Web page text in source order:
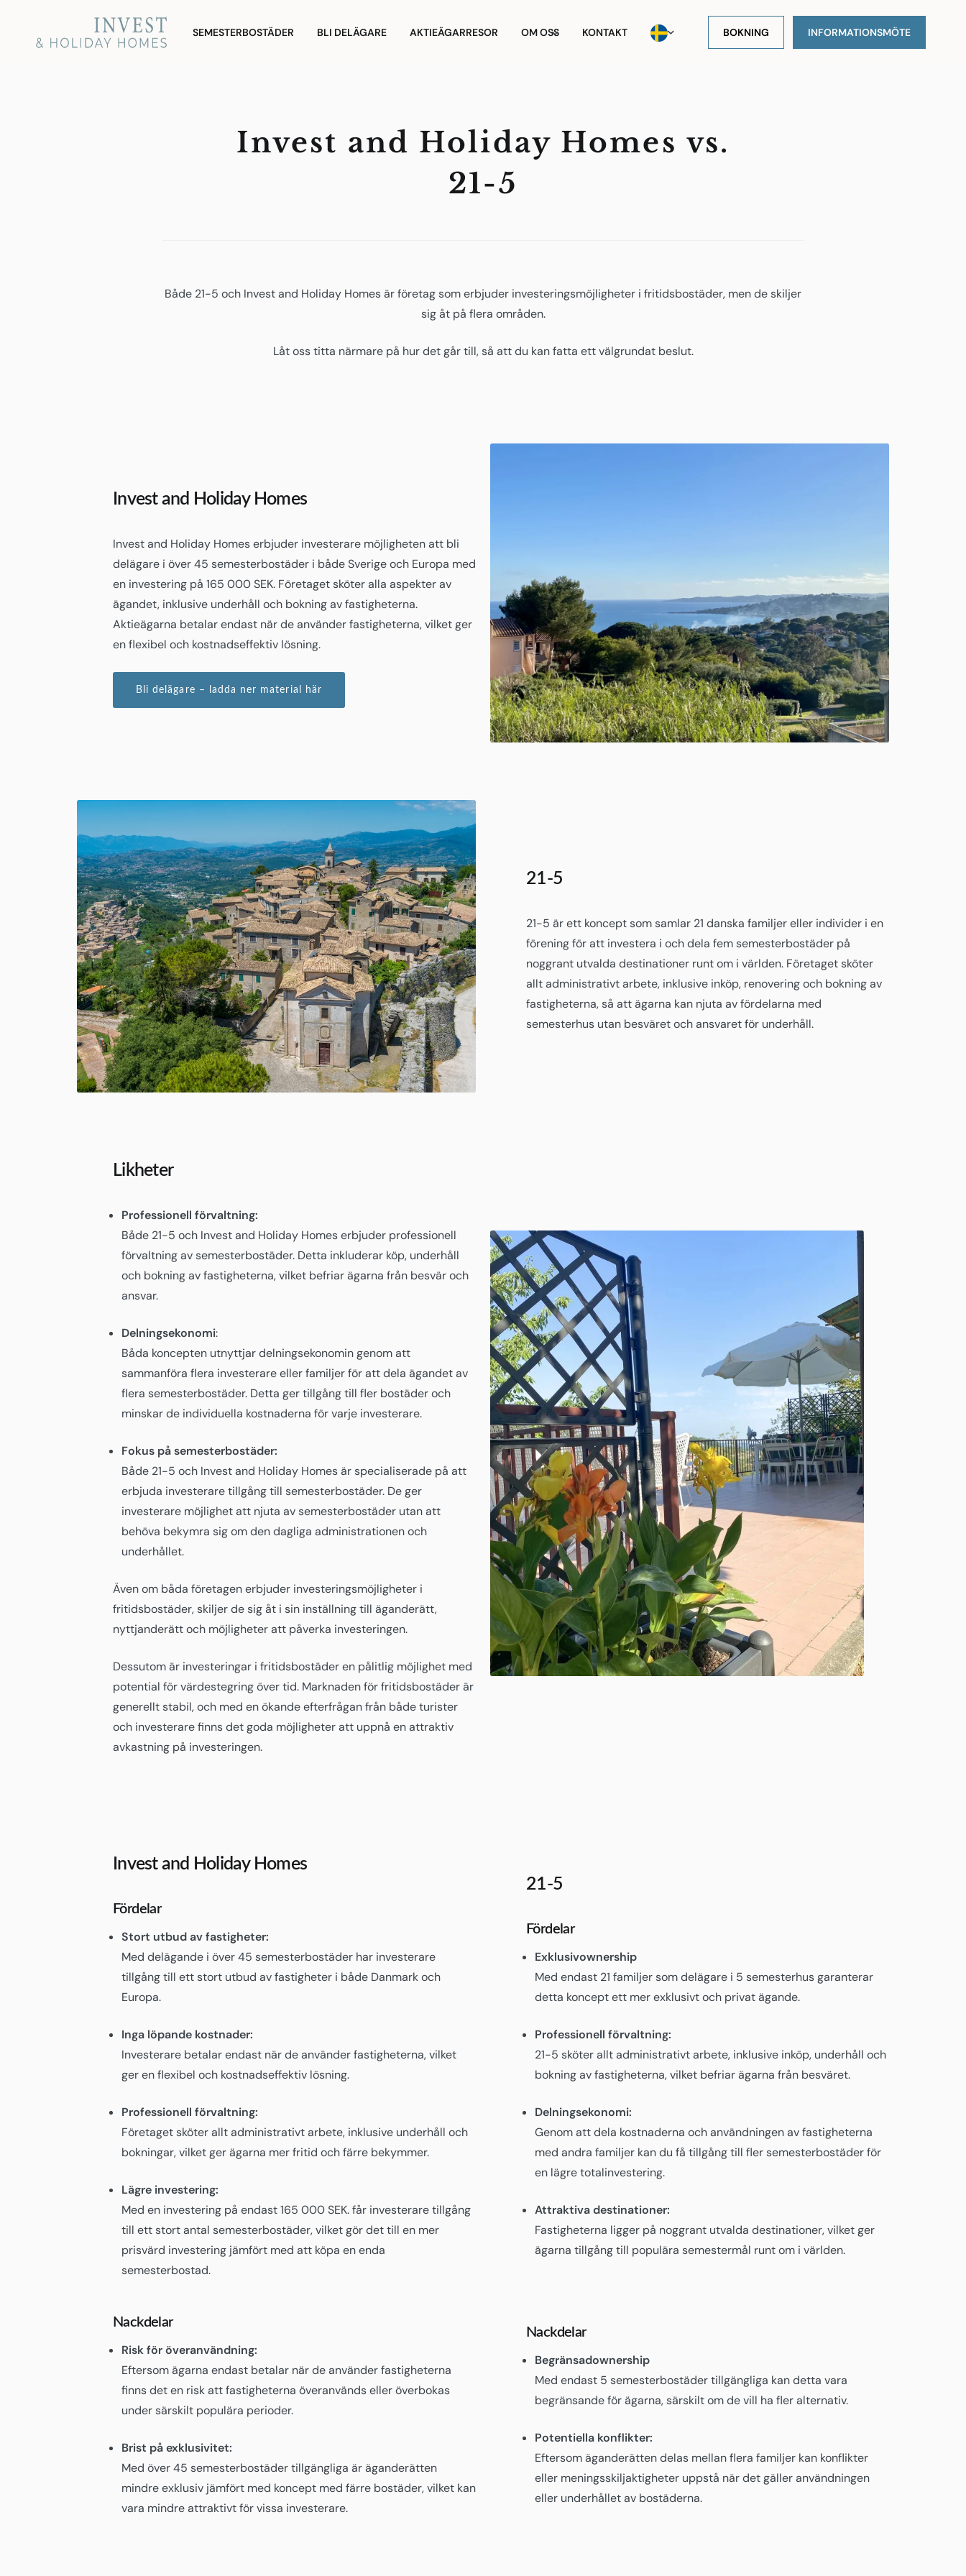
innehållet
Invest and Holiday
Homes SEMESTERBOSTÄDER BLI DELÄGARE AKTIEÄGARRESOR OM OSS KONTAKT BOKNING INFORMATIONSMÖTE
Invest and Holiday Homes vs.
21-5
Både 21-5 och Invest and Holiday Homes är företag som erbjuder investeringsmöjligheter i fritidsbostäder, men de skiljer
sig åt på flera områden.
Låt oss titta närmare på hur det går till, så att du kan fatta ett välgrundat beslut.
Invest and Holiday Homes
Invest and Holiday Homes erbjuder investerare möjligheten att bli
delägare i över 45 semesterbostäder i både Sverige och Europa med
en investering på 165 000 SEK. Företaget sköter alla aspekter av
ägandet, inklusive underhåll och bokning av fastigheterna.
Aktieägarna betalar endast när de använder fastigheterna, vilket ger
en flexibel och kostnadseffektiv lösning.
Bli delägare – ladda ner material här
21-5
21-5 är ett koncept som samlar 21 danska familjer eller individer i en
förening för att investera i och dela fem semesterbostäder på
noggrant utvalda destinationer runt om i världen. Företaget sköter
allt administrativt arbete, inklusive inköp, renovering och bokning av
fastigheterna, så att ägarna kan njuta av fördelarna med
semesterhus utan besväret och ansvaret för underhåll.
Likheter
Professionell förvaltning:
Både 21-5 och Invest and Holiday Homes erbjuder professionell
förvaltning av semesterbostäder. Detta inkluderar köp, underhåll
och bokning av fastigheterna, vilket befriar ägarna från besvär och
ansvar.
Delningsekonomi:
Båda koncepten utnyttjar delningsekonomin genom att
sammanföra flera investerare eller familjer för att dela ägandet av
flera semesterbostäder. Detta ger tillgång till fler bostäder och
minskar de individuella kostnaderna för varje investerare.
Fokus på semesterbostäder:
Både 21-5 och Invest and Holiday Homes är specialiserade på att
erbjuda investerare tillgång till semesterbostäder. De ger
investerare möjlighet att njuta av semesterbostäder utan att
behöva bekymra sig om den dagliga administrationen och
underhållet.
Även om båda företagen erbjuder investeringsmöjligheter i
fritidsbostäder, skiljer de sig åt i sin inställning till äganderätt,
nyttjanderätt och möjligheter att påverka investeringen.
Dessutom är investeringar i fritidsbostäder en pålitlig möjlighet med
potential för värdestegring över tid. Marknaden för fritidsbostäder är
generellt stabil, och med en ökande efterfrågan från både turister
och investerare finns det goda möjligheter att uppnå en attraktiv
avkastning på investeringen.
Invest and Holiday Homes
Fördelar
Stort utbud av fastigheter:
Med delägande i över 45 semesterbostäder har investerare
tillgång till ett stort utbud av fastigheter i både Danmark och
Europa.
Inga löpande kostnader:
Investerare betalar endast när de använder fastigheterna, vilket
ger en flexibel och kostnadseffektiv lösning.
Professionell förvaltning:
Företaget sköter allt administrativt arbete, inklusive underhåll och
bokningar, vilket ger ägarna mer fritid och färre bekymmer.
Lägre investering:
Med en investering på endast 165 000 SEK. får investerare tillgång
till ett stort antal semesterbostäder, vilket gör det till en mer
prisvärd investering jämfört med att köpa en enda
semesterbostad.
21-5
Fördelar
Exklusivownership
Med endast 21 familjer som delägare i 5 semesterhus garanterar
detta koncept ett mer exklusivt och privat ägande.
Professionell förvaltning:
21-5 sköter allt administrativt arbete, inklusive inköp, underhåll och
bokning av fastigheterna, vilket befriar ägarna från besväret.
Delningsekonomi:
Genom att dela kostnaderna och användningen av fastigheterna
med andra familjer kan du få tillgång till fler semesterbostäder för
en lägre totalinvestering.
Attraktiva destinationer:
Fastigheterna ligger på noggrant utvalda destinationer, vilket ger
ägarna tillgång till populära semestermål runt om i världen.
Nackdelar
Risk för överanvändning:
Eftersom ägarna endast betalar när de använder fastigheterna
finns det en risk att fastigheterna överanvänds eller överbokas
under särskilt populära perioder.
Brist på exklusivitet:
Med över 45 semesterbostäder tillgängliga är äganderätten
mindre exklusiv jämfört med koncept med färre bostäder, vilket kan
vara mindre attraktivt för vissa investerare.
Nackdelar
Begränsadownership
Med endast 5 semesterbostäder tillgängliga kan detta vara
begränsande för ägarna, särskilt om de vill ha fler alternativ.
Potentiella konflikter:
Eftersom äganderätten delas mellan flera familjer kan konflikter
eller meningsskiljaktigheter uppstå när det gäller användningen
eller underhållet av bostäderna.